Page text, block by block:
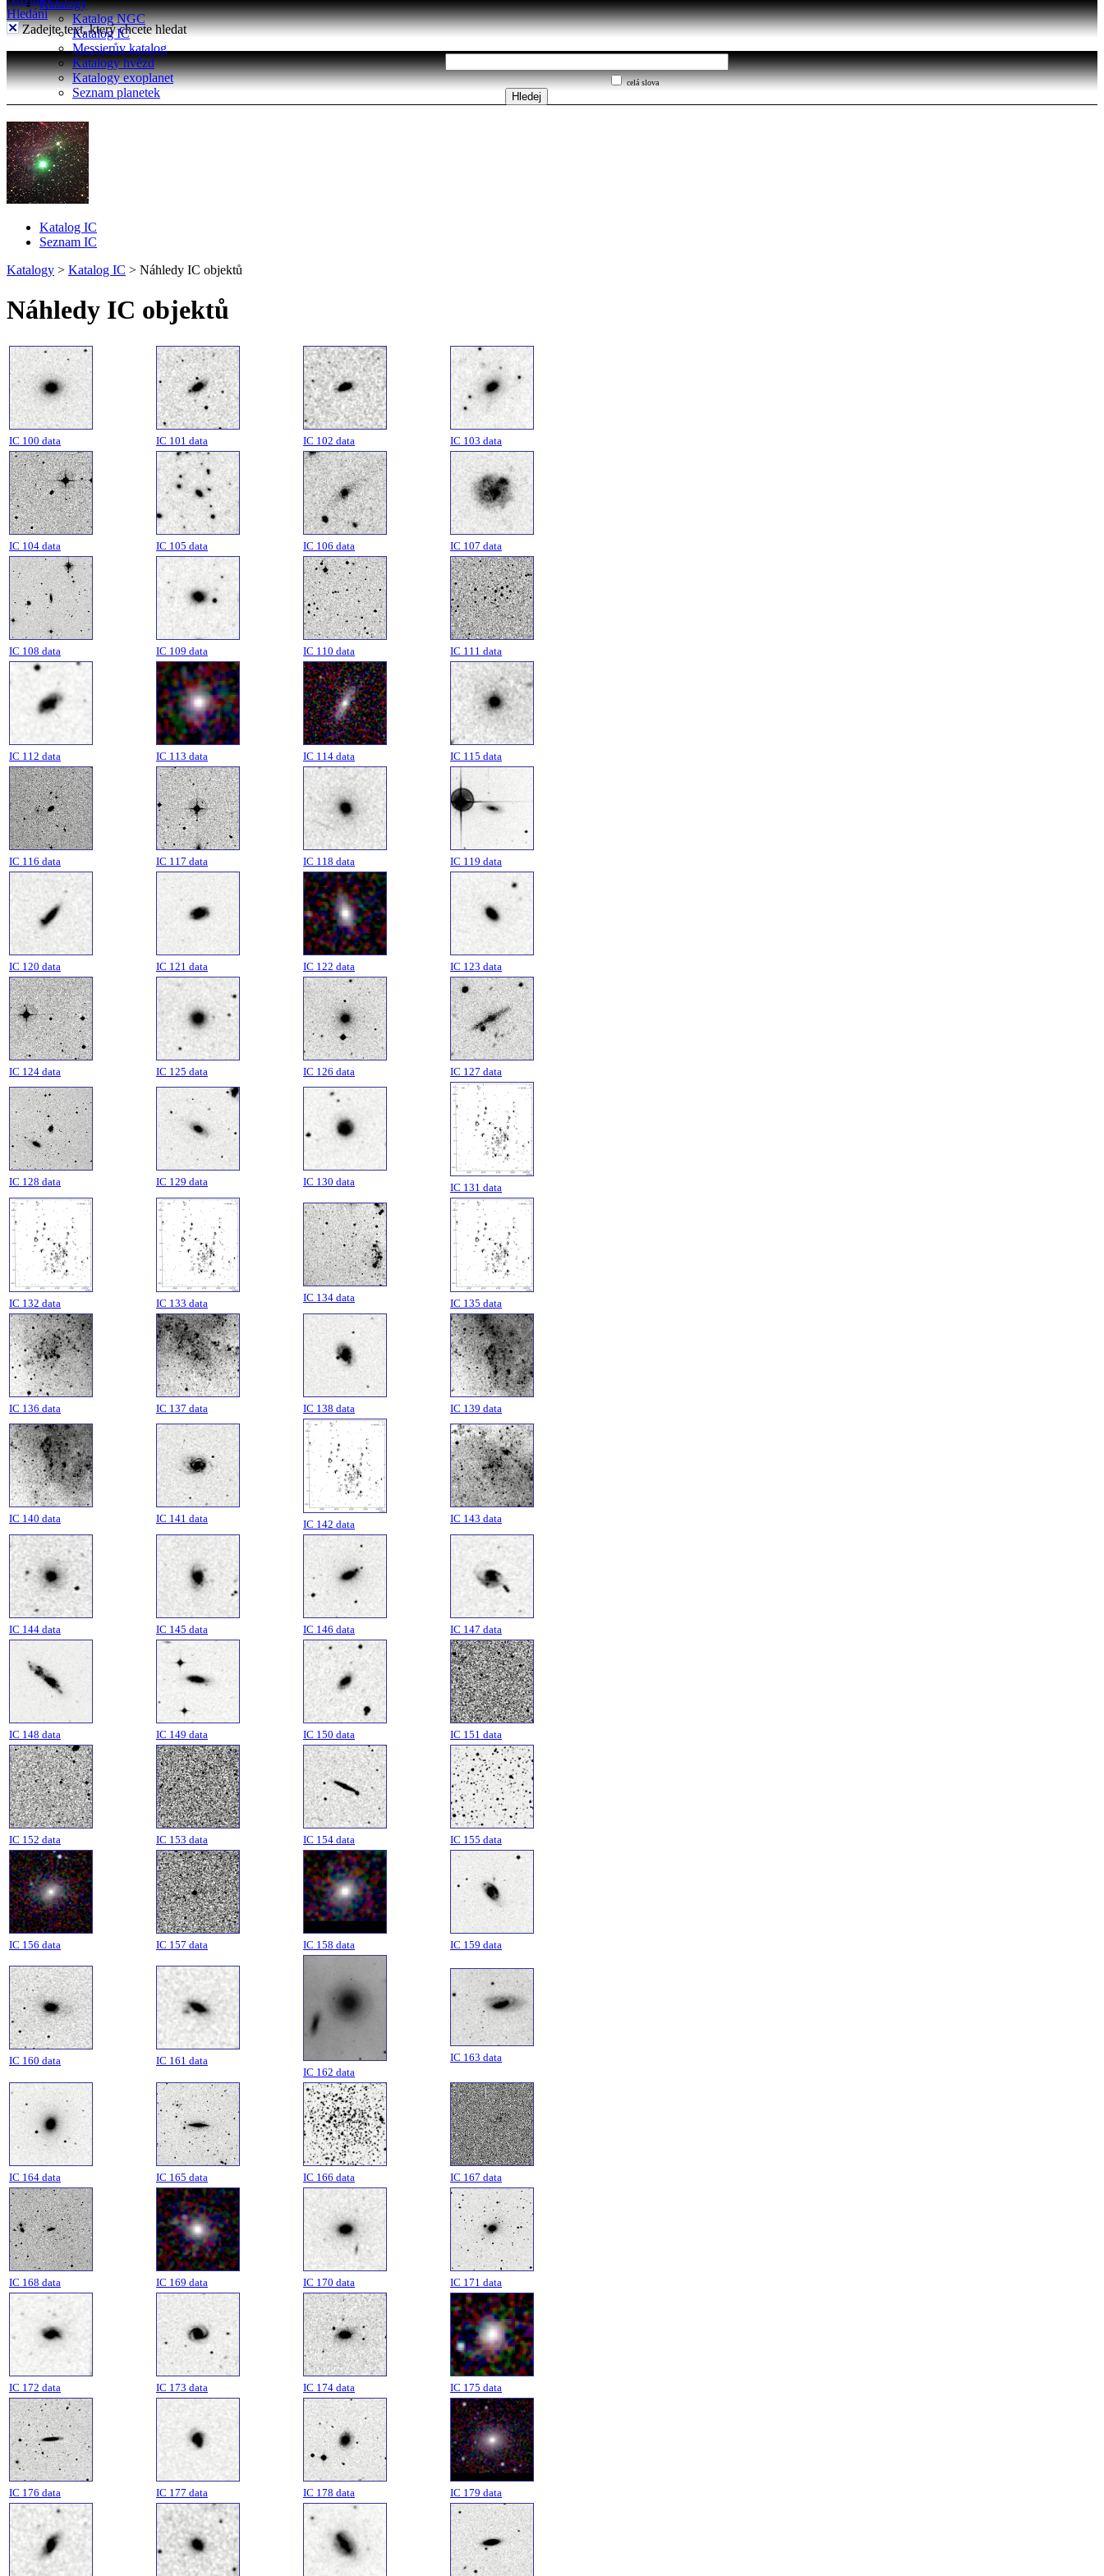
Katalogy
Katalog NGC
Katalog IC
Messierův katalog
Katalogy hvězd
Katalogy exoplanet
Seznam planetek
Hledání
Zadejte text, který chcete hledat
celá slova
Katalog IC
Seznam IC
Katalogy > Katalog IC > Náhledy IC objektů
Náhledy IC objektů
IC 100 data IC 101 data IC 102 data IC 103 data
IC 104 data IC 105 data IC 106 data IC 107 data
IC 108 data IC 109 data IC 110 data IC 111 data
IC 112 data IC 113 data IC 114 data IC 115 data
IC 116 data IC 117 data IC 118 data IC 119 data
IC 120 data IC 121 data IC 122 data IC 123 data
IC 124 data IC 125 data IC 126 data IC 127 data
IC 128 data IC 129 data IC 130 data IC 131 data
IC 132 data IC 133 data IC 134 data IC 135 data
IC 136 data IC 137 data IC 138 data IC 139 data
IC 140 data IC 141 data IC 142 data IC 143 data
IC 144 data IC 145 data IC 146 data IC 147 data
IC 148 data IC 149 data IC 150 data IC 151 data
IC 152 data IC 153 data IC 154 data IC 155 data
IC 156 data IC 157 data IC 158 data IC 159 data
IC 160 data
IC 161 data
IC 162 data
IC 163 data
IC 164 data IC 165 data IC 166 data IC 167 data
IC 168 data IC 169 data IC 170 data IC 171 data
IC 172 data IC 173 data IC 174 data IC 175 data
IC 176 data IC 177 data IC 178 data IC 179 data